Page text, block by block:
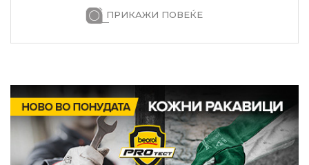
ПРИКАЖИ ПОВЕЌЕ